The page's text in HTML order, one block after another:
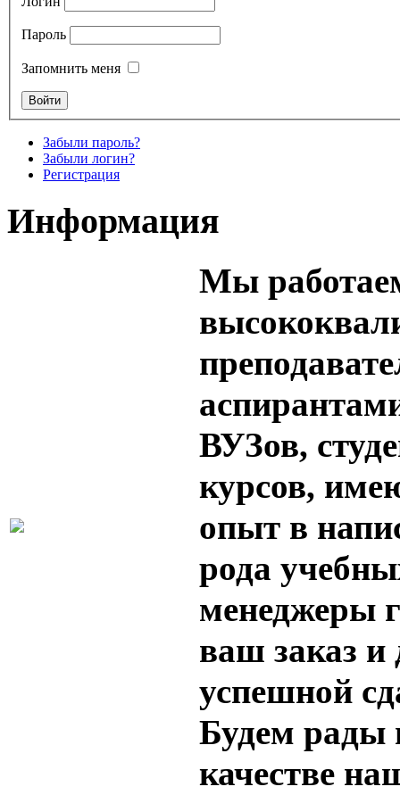
Пароль
Запомнить меня
Забыли пароль?
Забыли логин?
Регистрация
Информация
Мы
ВУЗов,
курсов,
опыт в
рода
менеджеры
ваш заказ и
успешной
Будем рады
качестве